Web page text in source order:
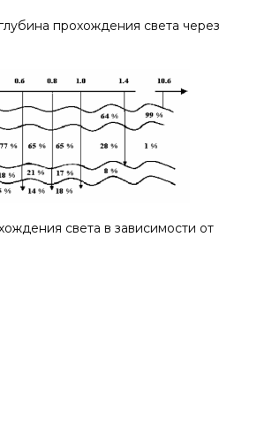
прохождения света через
света в зависимости от